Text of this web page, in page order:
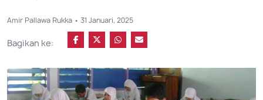
Amir Pallawa Rukka • 31 Januari, 2025
Bagikan ke: